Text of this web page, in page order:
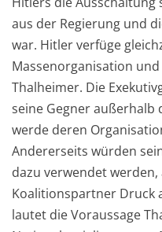
aus der Regierung und
war. Hitler verfüge
Massenorganisation
Thalheimer. Die
seine Gegner außerhalb
werde deren
Andererseits würden
dazu verwendet
Koalitionspartner Druck
lautet die Voraussage